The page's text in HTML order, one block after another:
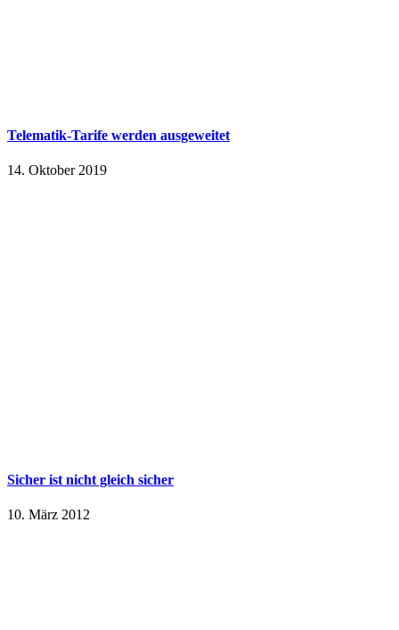
Telematik-Tarife werden ausgeweitet
14. Oktober 2019
Sicher ist nicht gleich sicher
10. März 2012